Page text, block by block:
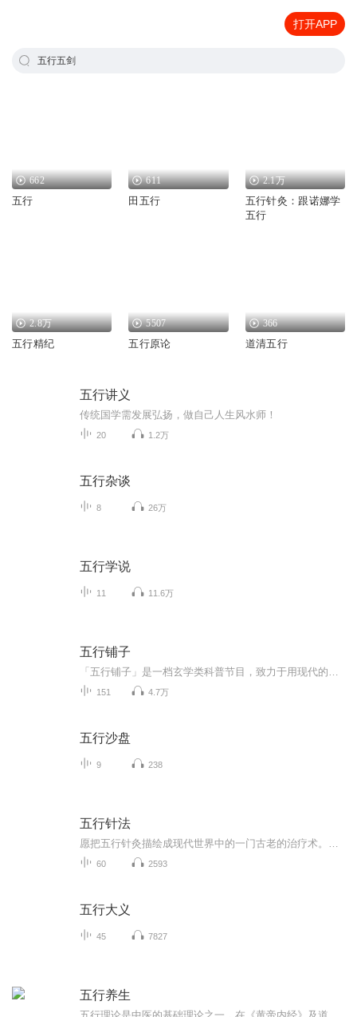
打开APP
五行五剑
662
五行
611
田五行
2.1万
五行针灸：跟诺娜学
五行
2.8万
五行精纪
5507
五行原论
366
道清五行
五行讲义
传统国学需发展弘扬，做自己人生风水师！
20 1.2万
五行杂谈
8 26万
五行学说
11 11.6万
五行铺子
151 4.7万
五行沙盘
9 238
五行针法
60 2593
五行大义
45 7827
五行养生